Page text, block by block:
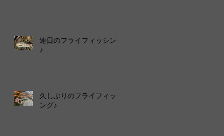
連日のフライフィッシング
♪
久しぶりのフライフィッシ
ング♪